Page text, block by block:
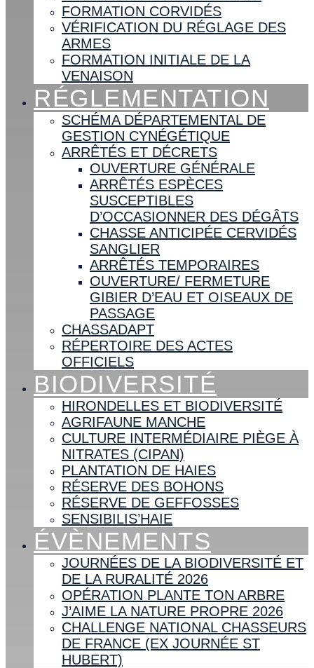
FORMATION CORVIDÉS
VÉRIFICATION DU RÉGLAGE DES
ARMES
FORMATION INITIALE DE LA
VENAISON
RÉGLEMENTATION
SCHÉMA DÉPARTEMENTAL DE
GESTION CYNÉGÉTIQUE
ARRÊTÉS ET DÉCRETS
OUVERTURE GÉNÉRALE
ARRÊTÉS ESPÈCES
SUSCEPTIBLES
D’OCCASIONNER DES DÉGÂTS
CHASSE ANTICIPÉE CERVIDÉS
SANGLIER
ARRÊTÉS TEMPORAIRES
OUVERTURE/ FERMETURE
GIBIER D’EAU ET OISEAUX DE
PASSAGE
CHASSADAPT
RÉPERTOIRE DES ACTES
OFFICIELS
BIODIVERSITÉ
HIRONDELLES ET BIODIVERSITÉ
AGRIFAUNE MANCHE
CULTURE INTERMÉDIAIRE PIÈGE À
NITRATES (CIPAN)
PLANTATION DE HAIES
RÉSERVE DES BOHONS
RÉSERVE DE GEFFOSSES
SENSIBILIS’HAIE
ÉVÈNEMENTS
JOURNÉES DE LA BIODIVERSITÉ ET
DE LA RURALITÉ 2026
OPÉRATION PLANTE TON ARBRE
J’AIME LA NATURE PROPRE 2026
CHALLENGE NATIONAL CHASSEURS
DE FRANCE (EX JOURNÉE ST
HUBERT)